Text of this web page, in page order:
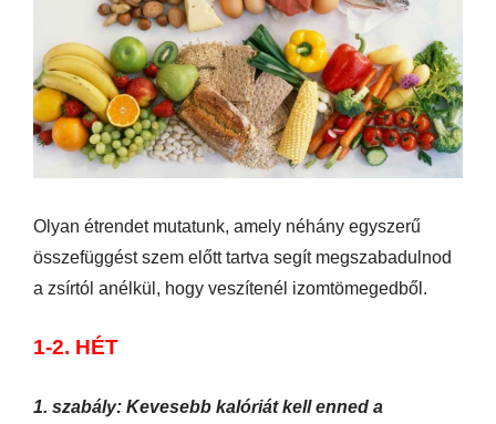
Olyan étrendet mutatunk, amely néhány egyszerű
összefüggést szem előtt tartva segít megszabadulnod
a zsírtól anélkül, hogy veszítenél izomtömegedből.
1-2. HÉT
1. szabály: Kevesebb kalóriát kell enned a